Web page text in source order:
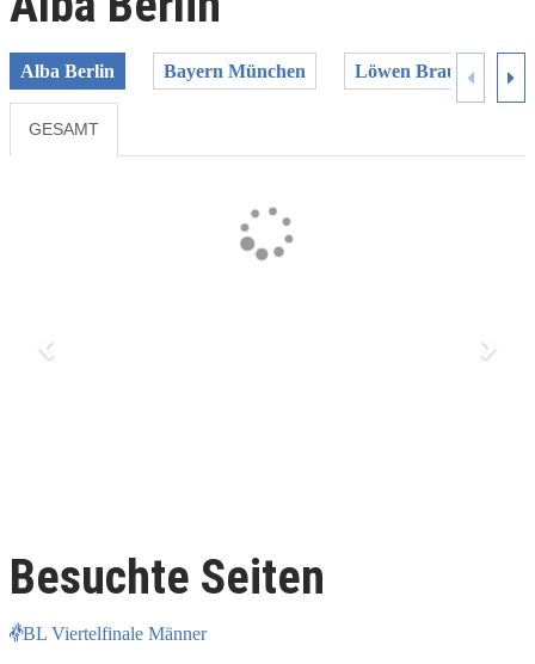
Alba Berlin Bayern München Löwen Braunschweig
GESAMT
Besuchte Seiten
BL Viertelfinale Männer